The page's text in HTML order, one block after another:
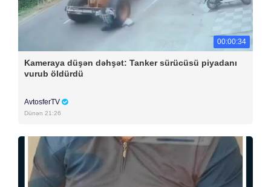
00:00:34
Kameraya düşən dəhşət: Tanker sürücüsü piyadanı
vurub öldürdü
AvtosferTV
Dünən 21:26